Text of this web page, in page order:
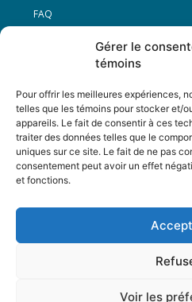
Gérer le
témoins
Pour offrir les meilleures expériences,
telles que les témoins pour stocker et/
appareils. Le fait de consentir à ces
traiter des données telles que le
uniques sur ce site. Le fait de ne pas
consentement peut avoir un effet
et fonctions.
Voir les
FAQ
Conditions générales
Nous Suivre
Contactez-nous :
12-3894 rue Sainte-Catherine Est,